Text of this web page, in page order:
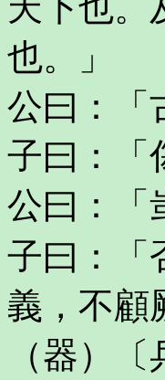
也。」
公曰：「
子曰：「
公曰：「
子曰：「
義，不顧
（器）